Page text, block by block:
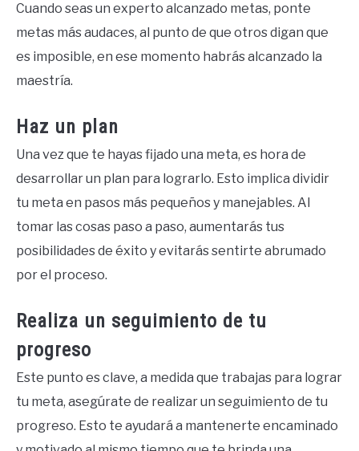
Cuando seas un experto alcanzado metas, ponte
metas más audaces, al punto de que otros digan que
es imposible, en ese momento habrás alcanzado la
maestría.
Haz un plan
Una vez que te hayas fijado una meta, es hora de
desarrollar un plan para lograrlo. Esto implica dividir
tu meta en pasos más pequeños y manejables. Al
tomar las cosas paso a paso, aumentarás tus
posibilidades de éxito y evitarás sentirte abrumado
por el proceso.
Realiza un seguimiento de tu
progreso
Este punto es clave, a medida que trabajas para lograr
tu meta, asegúrate de realizar un seguimiento de tu
progreso. Esto te ayudará a mantenerte encaminado